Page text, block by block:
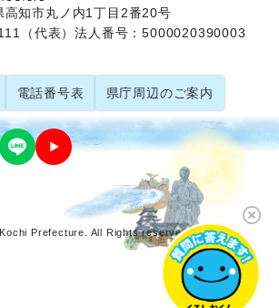
高知市丸ノ内1丁目2番20号
（代表）法人番号：5000020390003
電話番号表 県庁周辺のご案内
Prefecture. All Rights reserved.